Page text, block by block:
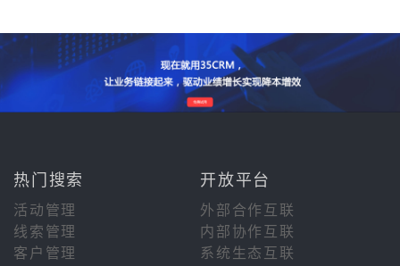
热门搜索 开放平台
活动管理
外部合作互联
线索管理
内部协作互联
客户管理
系统生态互联